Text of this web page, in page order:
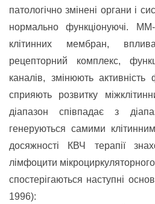
патологічно змінені органи і
нормально функціонуючі.
клітинних мембран,
рецепторний комплекс,
каналів, змінюють
сприяють розвитку
діапазон співпадає з
генеруються самими
досяжності КВЧ терапії
лімфоцити
спостерігаються наступні
1996):